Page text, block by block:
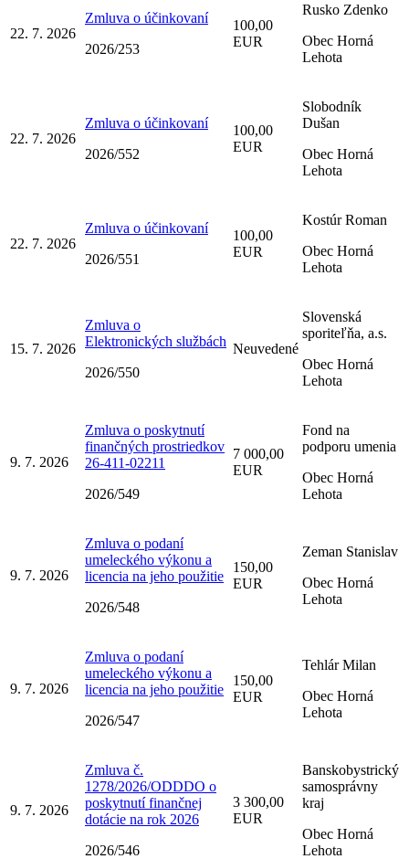
22. 7. 2026
Zmluva o účinkovaní
2026/253
100,00
EUR
Rusko Zdenko
Obec Horná
Lehota
22. 7. 2026
Zmluva o účinkovaní
2026/552
100,00
EUR
Slobodník
Dušan
Obec Horná
Lehota
22. 7. 2026
Zmluva o účinkovaní
2026/551
100,00
EUR
Kostúr Roman
Obec Horná
Lehota
15. 7. 2026
Zmluva o
Elektronických službách
2026/550
Neuvedené
Slovenská
sporiteľňa, a.s.
Obec Horná
Lehota
9. 7. 2026
Zmluva o poskytnutí
finančných prostriedkov
26-411-02211
2026/549
7 000,00
EUR
Fond na
podporu umenia
Obec Horná
Lehota
9. 7. 2026
Zmluva o podaní
umeleckého výkonu a
licencia na jeho použitie
2026/548
150,00
EUR
Zeman Stanislav
Obec Horná
Lehota
9. 7. 2026
Zmluva o podaní
umeleckého výkonu a
licencia na jeho použitie
2026/547
150,00
EUR
Tehlár Milan
Obec Horná
Lehota
9. 7. 2026
Zmluva č.
1278/2026/ODDDO o
poskytnutí finančnej
dotácie na rok 2026
2026/546
3 300,00
EUR
Banskobystrický
samosprávny
kraj
Obec Horná
Lehota